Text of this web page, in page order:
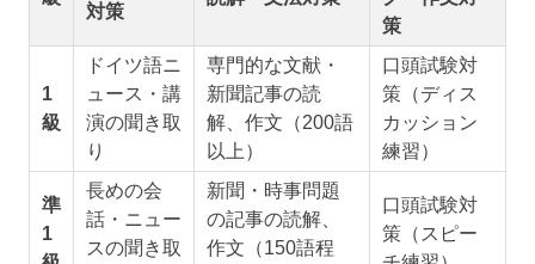
対策
策
1
級
ドイツ語ニ
ュース・講
演の聞き取
り
専門的な文献・
新聞記事の読
解、作文（200語
以上）
口頭試験対
策（ディス
カッション
練習）
準
1
長めの会
話・ニュー
スの聞き取
新聞・時事問題
の記事の読解、
作文（150語程
口頭試験対
策（スピー